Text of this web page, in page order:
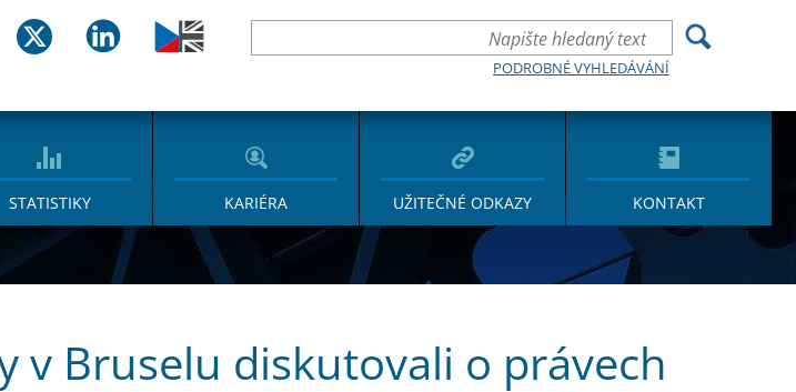
PODROBNÉ VYHLEDÁVÁNÍ
STATISTIKY KARIÉRA UŽITEČNÉ ODKAZY KONTAKT
v Bruselu diskutovali o právech